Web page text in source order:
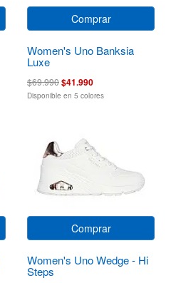
Comprar
Women's Uno Banksia
Luxe
$69.990$41.990
Disponible en 5 colores
Comprar
Women's Uno Wedge - Hi
Steps